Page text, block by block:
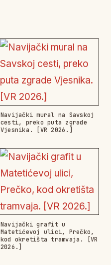
Navijački mural na Savskoj
cesti, preko puta zgrade
Vjesnika. [VR 2026.]
Navijački grafit u
Matetićevoj ulici, Prečko,
kod okretišta tramvaja. [VR
2026.]